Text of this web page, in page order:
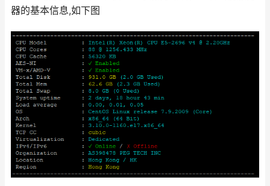
器的基本信息,如下图